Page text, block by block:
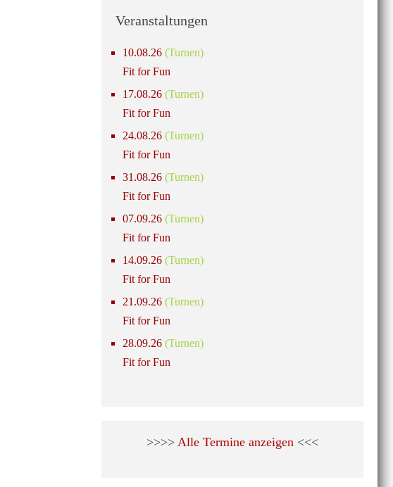
Veranstaltungen
10.08.26 (Turnen)
Fit for Fun
17.08.26 (Turnen)
Fit for Fun
24.08.26 (Turnen)
Fit for Fun
31.08.26 (Turnen)
Fit for Fun
07.09.26 (Turnen)
Fit for Fun
14.09.26 (Turnen)
Fit for Fun
21.09.26 (Turnen)
Fit for Fun
28.09.26 (Turnen)
Fit for Fun
>>>> Alle Termine anzeigen<<<